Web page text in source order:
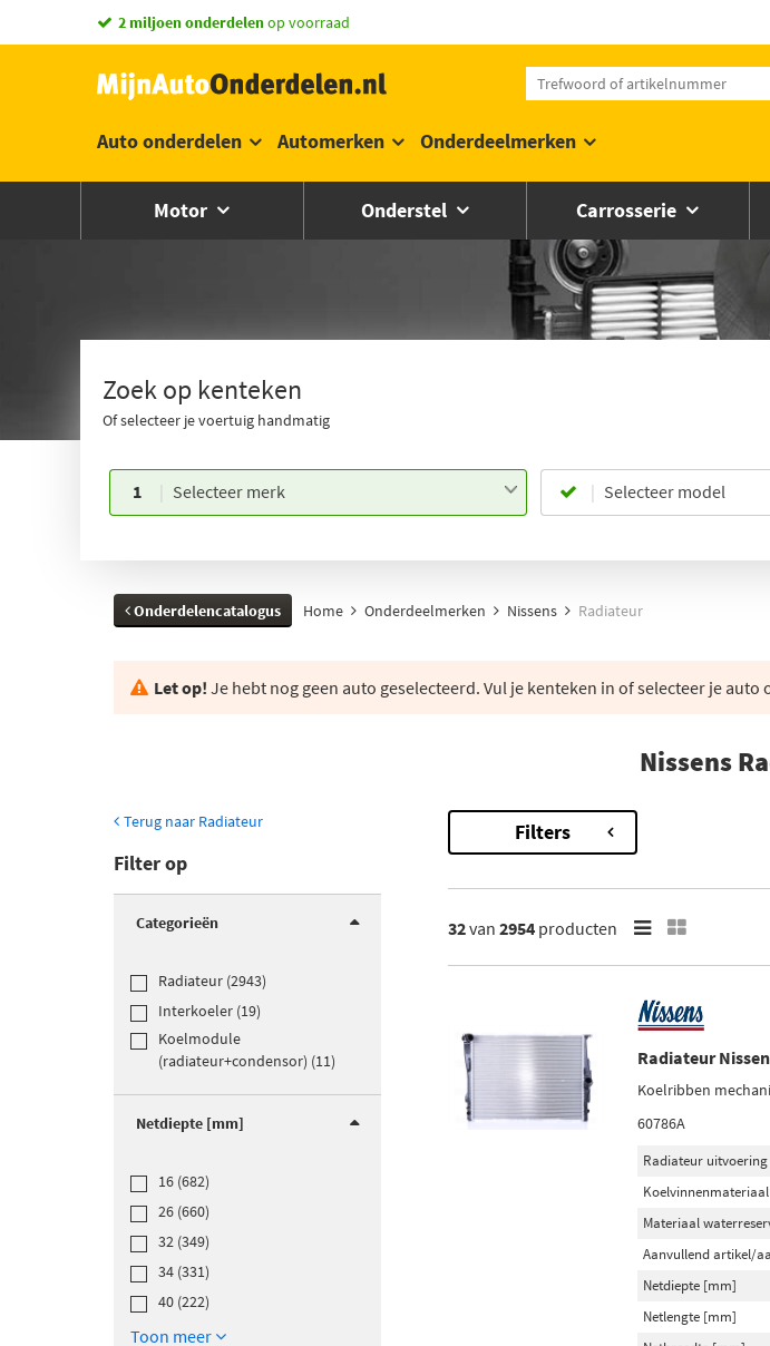
vandaag besteld,morgen in huis *
Auto onderdelen Automerken Onderdeelmerken
Motor Onderstel Carrosserie
Zoek op kenteken
Of selecteer je voertuig handmatig
1 Selecteer merk Selecteer model
Onderdelencatalogus Home Onderdeelmerken Nissens Radiateur
Let op! Je hebt nog geen auto geselecteerd. Vul je kenteken in of selecteer je
Nissens
Terug naar Radiateur
Filter op
Categorieën
Radiateur (2943)
Interkoeler (19)
Koelmodule
(radiateur+condensor) (11)
Netdiepte [mm]
16 (682)
26 (660)
32 (349)
34 (331)
40 (222)
Toon meer
Filters
32van 2954 producten
Radiateur
Koelribben
60786A
Radiateur uitvoering
Koelvinnenmateriaal
Materiaal
Aanvullend artikel/
Netdiepte [mm]
Netlengte [mm]